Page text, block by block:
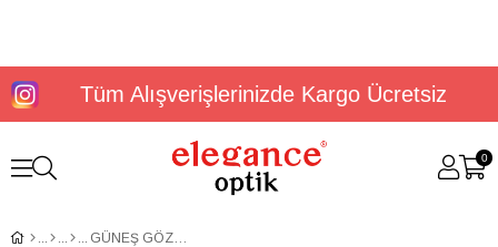
Tüm Alışverişlerinizde Kargo Ücretsiz
0
GÜNEŞ GÖZLÜĞÜ BURBERRY BE4364 39428G49